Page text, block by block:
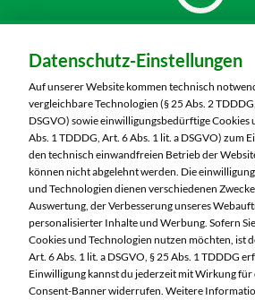
MARKTKAUF
Altenburger
04603 Nobitz
Telefon:03447
Markt ändern
Öffnungszeiten diese
Mo:
07:00 –
Di:
07:00 –
Mi:
07:00 –
Datenschutz-Einstellungen
Auf unserer Website kommen technisch
vergleichbare Technologien (§ 25 Abs. 2
DSGVO) sowie einwilligungsbedürftige Cookies
Abs. 1 TDDDG, Art. 6 Abs. 1 lit. a DSGVO) zum
den technisch einwandfreien Betrieb der
können nicht abgelehnt werden. Die
und Technologien dienen verschiedenen
Auswertung, der Verbesserung unseres
personalisierter Inhalte und Werbung. Sofern
Cookies und Technologien nutzen möchten, ist
Art. 6 Abs. 1 lit. a DSGVO, § 25 Abs. 1 TDDDG
Einwilligung kannst du jederzeit mit Wirkung
Consent-Banner widerrufen. Weitere